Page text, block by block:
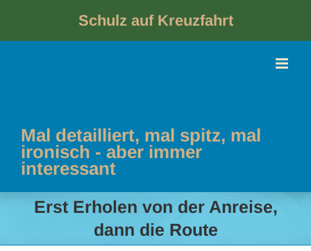
Schulz auf Kreuzfahrt
Mal detailliert, mal spitz, mal
ironisch - aber immer
interessant
Erst Erholen von der Anreise,
dann die Route